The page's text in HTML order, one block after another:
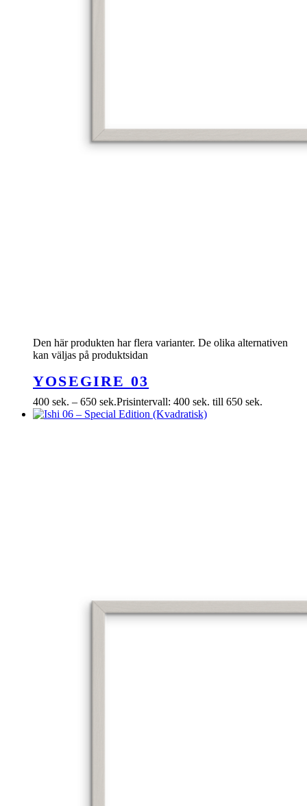
Den här produkten har flera varianter. De olika alternativen
kan väljas på produktsidan
YOSEGIRE 03
400 sek. – 650 sek.Prisintervall: 400 sek. till 650 sek.